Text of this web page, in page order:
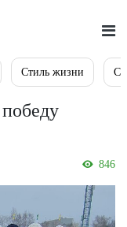
Стиль жизни
846